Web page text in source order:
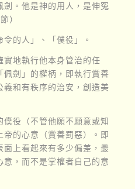
。他是神的用人，是伸冤
）
令的人」、「僕役」。
地執行他本身管治的任
劍」的權柄，即執行賞善
義和有秩序的治安，創造美
役（不管他願不願意或知
的心意（賞善罰惡）。即
上看起來有多少偏差，最
，而不是掌權者自己的意